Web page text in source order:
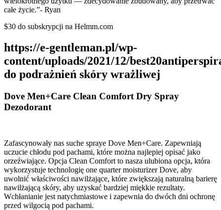
całe życie.”- Ryan
$30 do subskrypcji na Helmm.com
https://e-gentleman.pl/wp-
content/uploads/2021/12/
do podrażnień skóry wrażliwej
Dove Men+Care Clean Comfort Dry Spray
Dezodorant
Zafascynowały nas suche spraye Dove Men+Care. Zapewniają
uczucie chłodu pod pachami, które można najlepiej opisać jako
orzeźwiające. Opcja Clean Comfort to nasza ulubiona opcja, która
wykorzystuje technologię one quarter moisturizer Dove, aby
uwolnić właściwości nawilżające, które zwiększają naturalną barierę
nawilżającą skóry, aby uzyskać bardziej miękkie rezultaty.
Wchłanianie jest natychmiastowe i zapewnia do dwóch dni ochronę
przed wilgocią pod pachami.